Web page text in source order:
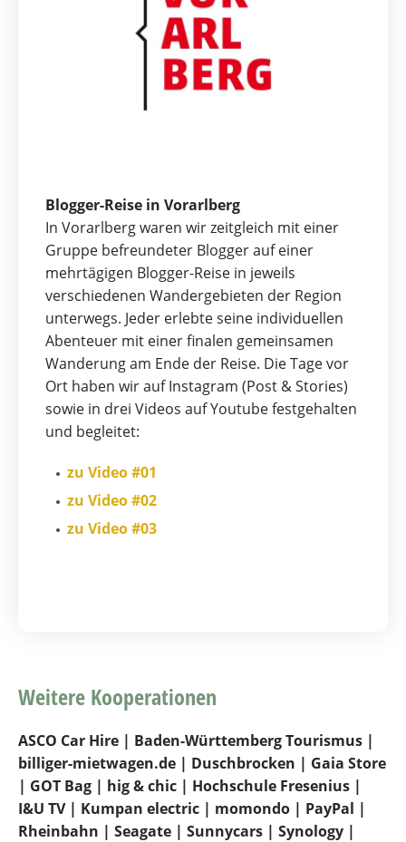
Blogger-Reise in Vorarlberg
In Vorarlberg waren wir zeitgleich mit einer
Gruppe befreundeter Blogger auf einer
mehrtägigen Blogger-Reise in jeweils
verschiedenen Wandergebieten der Region
unterwegs. Jeder erlebte seine individuellen
Abenteuer mit einer finalen gemeinsamen
Wanderung am Ende der Reise. Die Tage vor
Ort haben wir auf Instagram (Post & Stories)
sowie in drei Videos auf Youtube festgehalten
und begleitet:
zu Video #01
zu Video #02
zu Video #03
Weitere Kooperationen
ASCO Car Hire | Baden-Württemberg Tourismus |
billiger-mietwagen.de | Duschbrocken | Gaia Store
| GOT Bag | hig & chic | Hochschule Fresenius |
I&U TV | Kumpan electric | momondo | PayPal |
Rheinbahn | Seagate | Sunnycars | Synology |